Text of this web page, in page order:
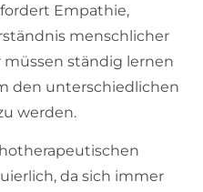
Empathie,
menschlicher
ständig lernen
den unterschiedlichen
werden.
da sich immer